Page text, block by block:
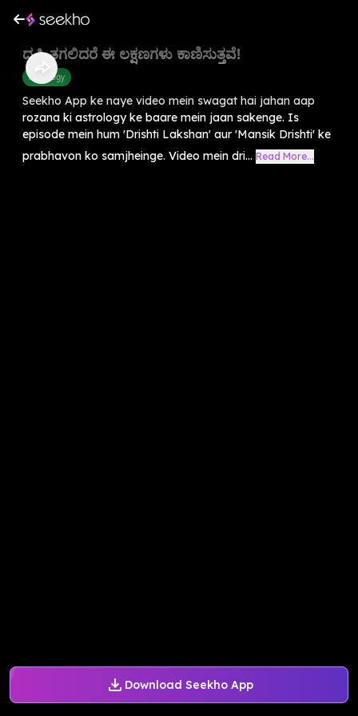
Download Seekho App
ದೃಷ್ಟಿ ತಗಲಿದರೆ ಈ ಲಕ್ಷಣಗಳು ಕಾಣಿಸುತ್ತವೆ!
Astrology
Seekho App ke naye video mein swagat hai jahan aap
rozana ki astrology ke baare mein jaan sakenge. Is
episode mein hum 'Drishti Lakshan' aur 'Mansik Drishti' ke
prabhavon ko samjheinge. Video mein dri... Read More...